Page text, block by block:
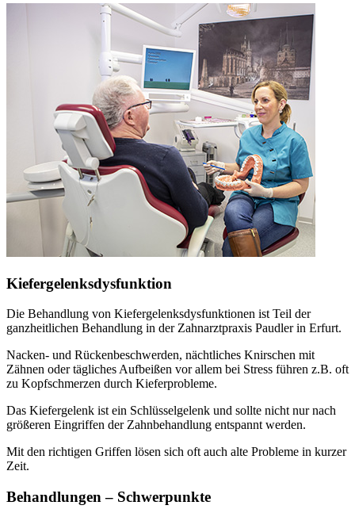
Kiefergelenksdysfunktion
Die Behandlung von Kiefergelenksdysfunktionen ist Teil der
ganzheitlichen Behandlung in der Zahnarztpraxis Paudler in Erfurt.
Nacken- und Rückenbeschwerden, nächtliches Knirschen mit
Zähnen oder tägliches Aufbeißen vor allem bei Stress führen z.B. oft
zu Kopfschmerzen durch Kieferprobleme.
Das Kiefergelenk ist ein Schlüsselgelenk und sollte nicht nur nach
größeren Eingriffen der Zahnbehandlung entspannt werden.
Mit den richtigen Griffen lösen sich oft auch alte Probleme in kurzer
Zeit.
Behandlungen – Schwerpunkte